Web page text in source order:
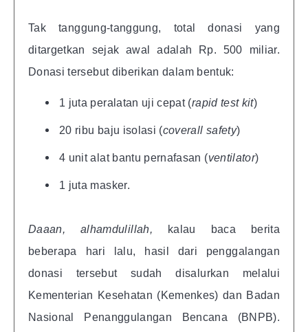
Tak tanggung-tanggung, total donasi yang
ditargetkan sejak awal adalah Rp. 500 miliar.
Donasi tersebut diberikan dalam bentuk:
1 juta peralatan uji cepat (rapid test kit)
20 ribu baju isolasi (coverall safety)
4 unit alat bantu pernafasan (ventilator)
1 juta masker.
Daaan, alhamdulillah, kalau baca berita
beberapa hari lalu, hasil dari penggalangan
donasi tersebut sudah disalurkan melalui
Kementerian Kesehatan (Kemenkes) dan Badan
Nasional Penanggulangan Bencana (BNPB).